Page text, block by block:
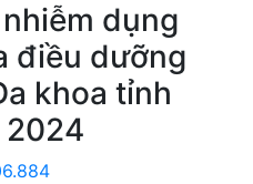
dụng
điều dưỡng
khoa tỉnh
2024